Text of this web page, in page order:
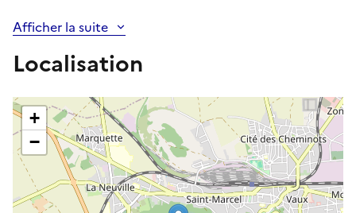
Afficher la suite
Localisation
+
−